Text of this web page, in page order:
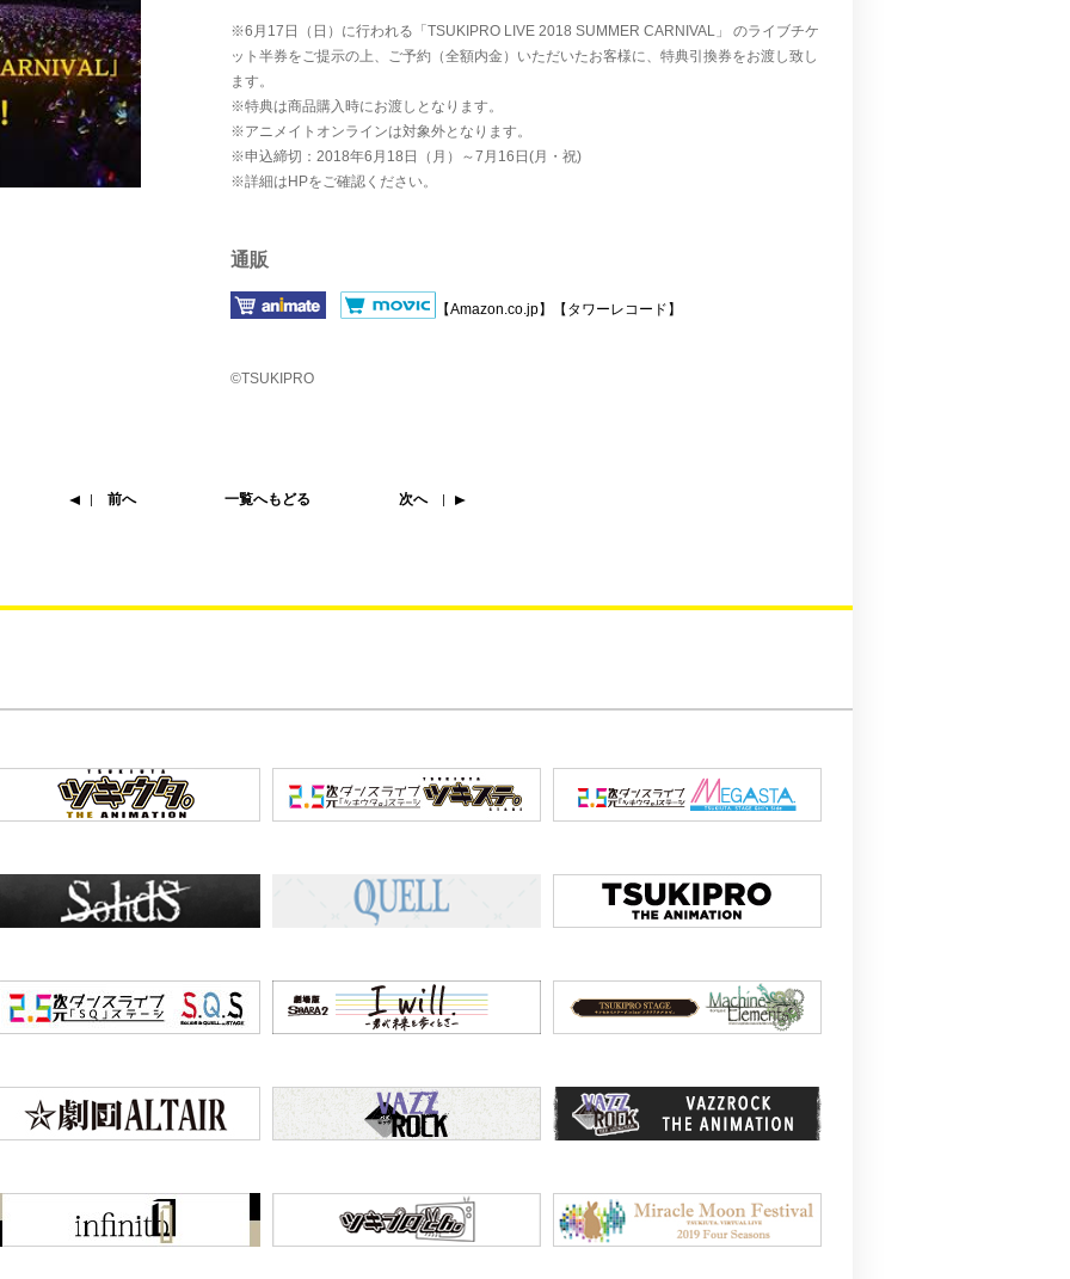
※6月17日（日）に行われる「TSUKIPRO LIVE 2018 SUMMER CARNIVAL」 のライブチケ
ット半券をご提示の上、ご予約（全額内金）いただいたお客様に、特典引換券をお渡し致し
ます。
※特典は商品購入時にお渡しとなります。
※アニメイトオンラインは対象外となります。
※申込締切：2018年6月18日（月）～7月16日(月・祝)
※詳細はHPをご確認ください。
通販
【Amazon.co.jp】 【タワーレコード】
©TSUKIPRO
前へ 一覧へもどる 次へ